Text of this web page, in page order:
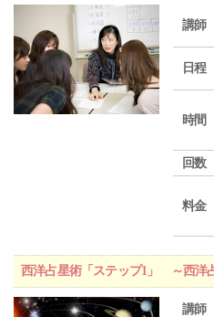
講師
日程
時間
回数
料金
西洋占星術「ステップ1」 ～西洋
講師